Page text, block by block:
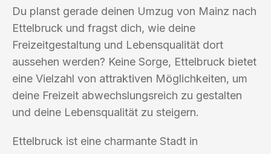
Du planst gerade deinen Umzug von Mainz nach
Ettelbruck und fragst dich, wie deine
Freizeitgestaltung und Lebensqualität dort
aussehen werden? Keine Sorge, Ettelbruck bietet
eine Vielzahl von attraktiven Möglichkeiten, um
deine Freizeit abwechslungsreich zu gestalten
und deine Lebensqualität zu steigern.
Ettelbruck ist eine charmante Stadt in